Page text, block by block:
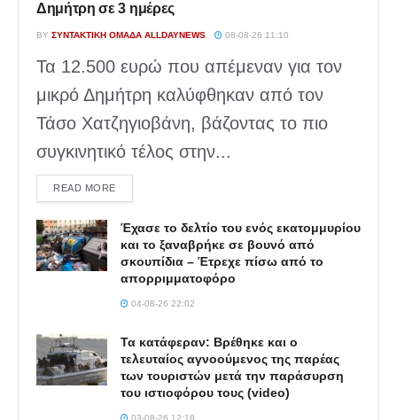
Δημήτρη σε 3 ημέρες
BY ΣΥΝΤΑΚΤΙΚΉ ΟΜΆΔΑ ALLDAYNEWS 08-08-26 11:10
Τα 12.500 ευρώ που απέμεναν για τον
μικρό Δημήτρη καλύφθηκαν από τον
Τάσο Χατζηγιοβάνη, βάζοντας το πιο
συγκινητικό τέλος στην...
READ MOREDETAILS
Έχασε το δελτίο του ενός εκατομμυρίου
και το ξαναβρήκε σε βουνό από
σκουπίδια – Έτρεχε πίσω από το
απορριμματοφόρο
04-08-26 22:02
Τα κατάφεραν: Βρέθηκε και ο
τελευταίος αγνοούμενος της παρέας
των τουριστών μετά την παράσυρση
του ιστιοφόρου τους (video)